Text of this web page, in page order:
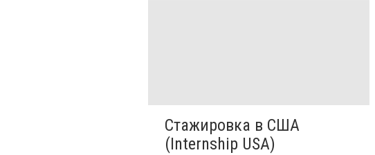
Стажировка в США
(Internship USA)